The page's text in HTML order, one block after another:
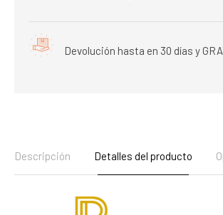
Devolución hasta en 30 días y
Descripción Detalles del producto